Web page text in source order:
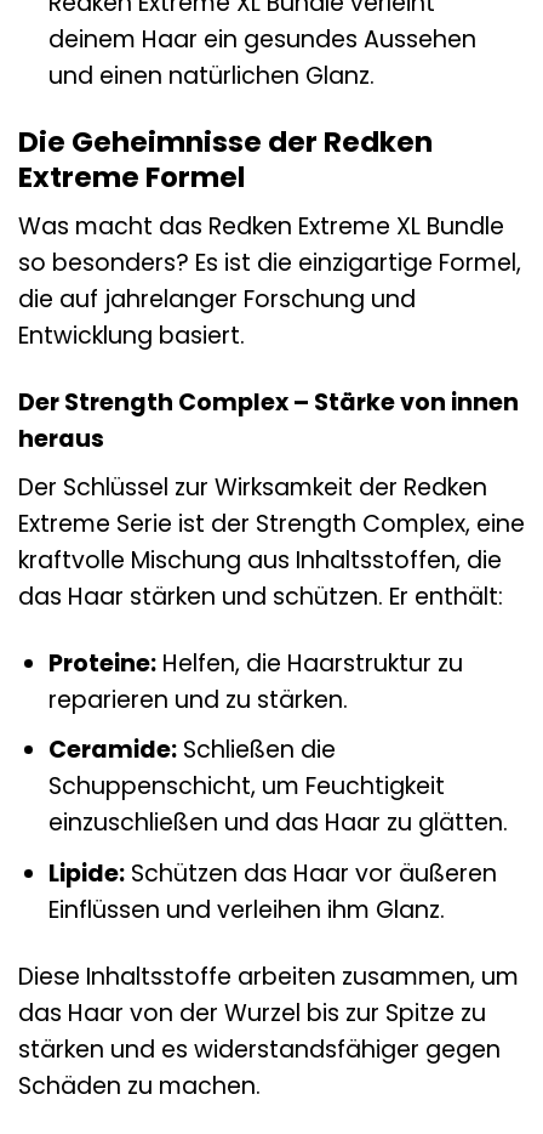
deinem Haar ein gesundes Aussehen
und einen natürlichen Glanz.
Die Geheimnisse der Redken
Extreme Formel
Was macht das Redken Extreme XL Bundle
so besonders? Es ist die einzigartige Formel,
die auf jahrelanger Forschung und
Entwicklung basiert.
Der Strength Complex – Stärke von innen
heraus
Der Schlüssel zur Wirksamkeit der Redken
Extreme Serie ist der Strength Complex, eine
kraftvolle Mischung aus Inhaltsstoffen, die
das Haar stärken und schützen. Er enthält:
Proteine:Helfen, die Haarstruktur zu
reparieren und zu stärken.
Ceramide:Schließen die
Schuppenschicht, um Feuchtigkeit
einzuschließen und das Haar zu glätten.
Lipide:Schützen das Haar vor äußeren
Einflüssen und verleihen ihm Glanz.
Diese Inhaltsstoffe arbeiten zusammen, um
das Haar von der Wurzel bis zur Spitze zu
stärken und es widerstandsfähiger gegen
Schäden zu machen.